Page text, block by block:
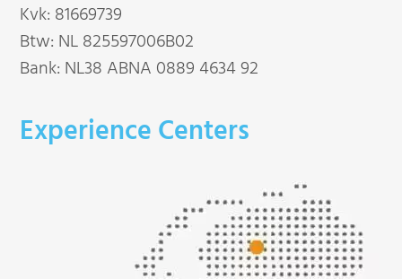
Kvk: 81669739
Btw: NL 825597006B02
Bank: NL38 ABNA 0889 4634 92
Experience Centers